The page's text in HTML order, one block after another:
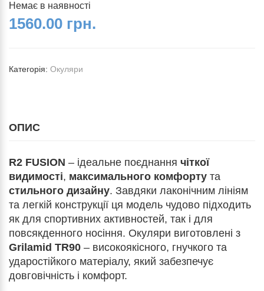
Немає в наявності
1560.00 грн.
Категорія: Окуляри
ОПИС
R2 FUSION – ідеальне поєднання чіткої
видимості, максимального комфорту та
стильного дизайну. Завдяки лаконічним лініям
та легкій конструкції ця модель чудово підходить
як для спортивних активностей, так і для
повсякденного носіння. Окуляри виготовлені з
Grilamid TR90 – високоякісного, гнучкого та
ударостійкого матеріалу, який забезпечує
довговічність і комфорт.